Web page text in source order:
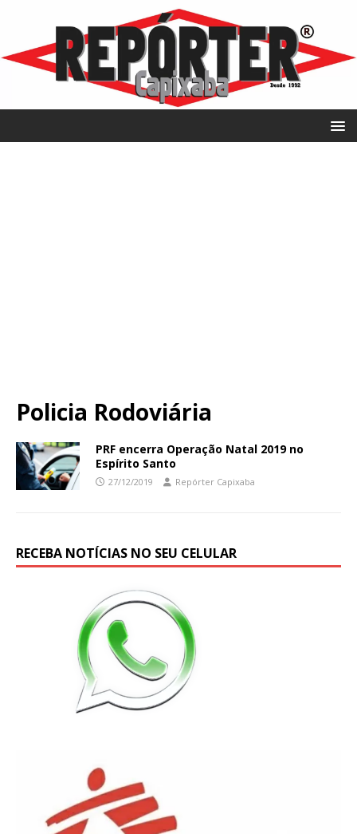
Policia Rodoviária
PRF encerra Operação Natal 2019 no
Espírito Santo
27/12/2019 Repórter Capixaba
RECEBA NOTÍCIAS NO SEU CELULAR